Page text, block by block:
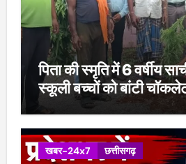
पिता की स्मृति में 6 वर्षीय
स्कूली बच्चों को बांटी
खबर-24x7 छत्तीसगढ़